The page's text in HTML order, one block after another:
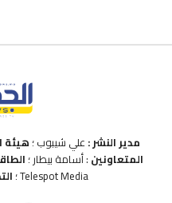
مدير النشر : علي شيبوب ؛ هيئة
المتعاونين : أسامة بيطار ؛
Telespot Media ؛